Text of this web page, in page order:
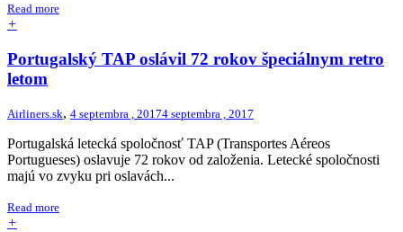
Read more
+
Portugalský TAP oslávil 72 rokov špeciálnym retro
letom
Airliners.sk, 4 septembra , 20174 septembra , 2017
Portugalská letecká spoločnosť TAP (Transportes Aéreos
Portugueses) oslavuje 72 rokov od založenia. Letecké spoločnosti
majú vo zvyku pri oslavách...
Read more
+